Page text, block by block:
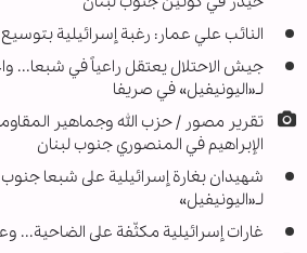
النائب علي عمار: ‏رغبة إسرائيلية
جيش الاحتلال يعتقل راعياً في شبعا...
لـ«اليونيفيل» في صريفا
تقریر مصور / حزب الله وجماهير
الإبراهيم في المنصوري جنوب لبنان
شهيدان بغارة إسرائيلية على شبعا
لـ«اليونيفيل»
غارات إسرائيلية مكثّفة على الضاحية...